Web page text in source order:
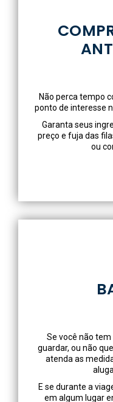
Não perca tempo
ponto de interesse
Garanta seus
preço e fuja das
ou
Se você não
guardar, ou não
atenda as
E se durante a
em algum lugar